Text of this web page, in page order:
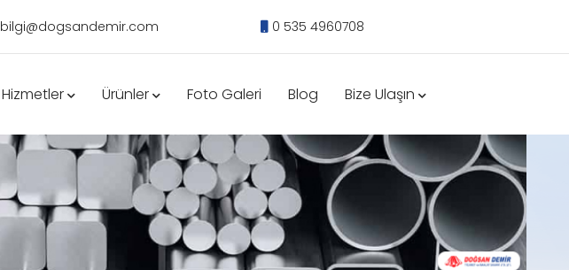
bilgi@dogsandemir.com 0 535 4960708
Hizmetler Ürünler Foto Galeri Blog Bize Ulaşın